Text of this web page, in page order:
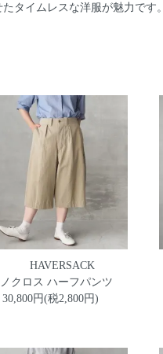
タイムレスな洋服が魅力です。
HAVERSACK
クロス ハーフパンツ
30,800円(税2,800円)